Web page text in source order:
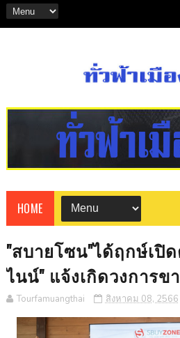
HOME
"สบายโซน"ได้ฤกษ์เปิ
ไนน์" แจ้งเกิดวงการข
Tourfamuangthai สิงหาคม 08, 2566